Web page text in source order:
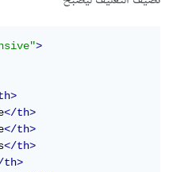
>
</th>
</th>
</th>
th>